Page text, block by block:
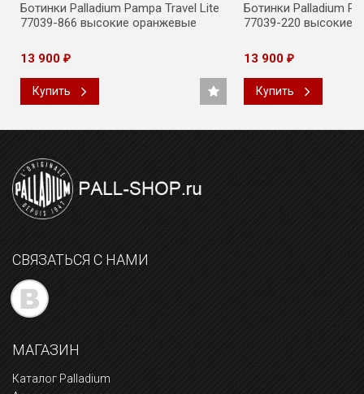
Ботинки Palladium Pampa Travel Lite
77039-866 высокие оранжевые
13 900 ₽
Купить
Ботинки Palladium
77039-220 высокие
13 900 ₽
Купить
СВЯЗАТЬСЯ С НАМИ
МАГАЗИН
Каталог Palladium